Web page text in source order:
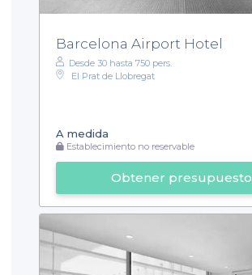
Barcelona Airport Hotel
Desde 30 hasta 750 pers.
El Prat de Llobregat
A medida
Establecimiento no reservable
Obtener presupuesto